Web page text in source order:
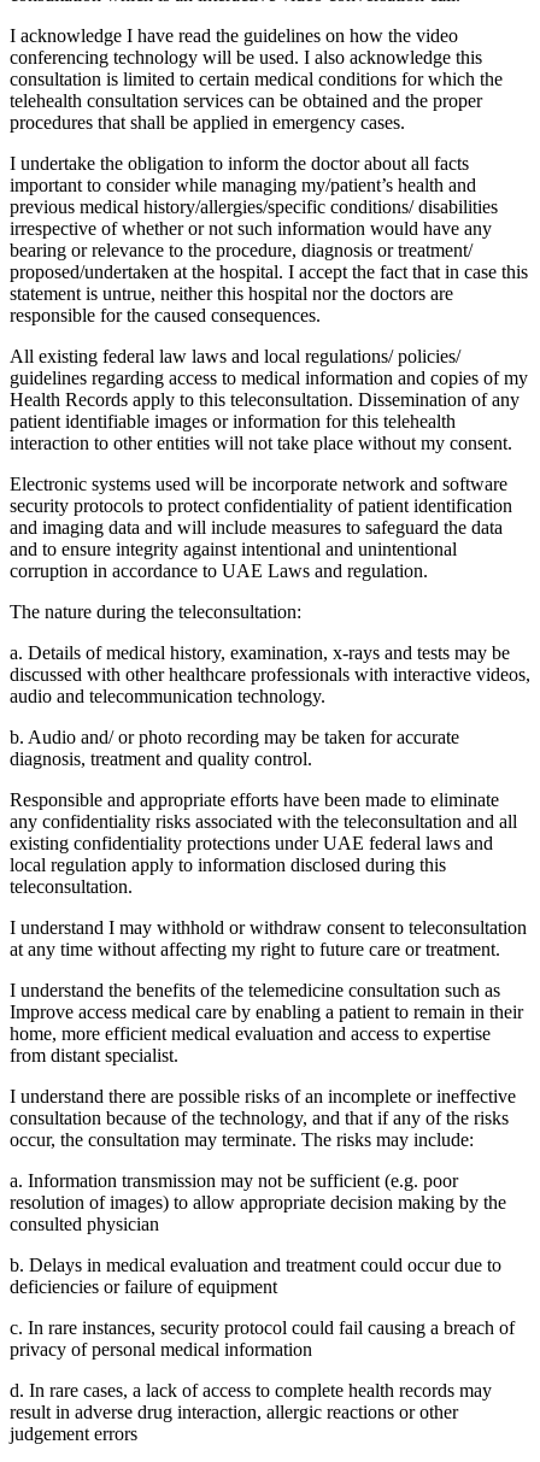
I acknowledge I have read the guidelines on how the video
conferencing technology will be used. I also acknowledge this
consultation is limited to certain medical conditions for which the
telehealth consultation services can be obtained and the proper
procedures that shall be applied in emergency cases.
I undertake the obligation to inform the doctor about all facts
important to consider while managing my/patient’s health and
previous medical history/allergies/specific conditions/ disabilities
irrespective of whether or not such information would have any
bearing or relevance to the procedure, diagnosis or treatment/
proposed/undertaken at the hospital. I accept the fact that in case this
statement is untrue, neither this hospital nor the doctors are
responsible for the caused consequences.
All existing federal law laws and local regulations/ policies/
guidelines regarding access to medical information and copies of my
Health Records apply to this teleconsultation. Dissemination of any
patient identifiable images or information for this telehealth
interaction to other entities will not take place without my consent.
Electronic systems used will be incorporate network and software
security protocols to protect confidentiality of patient identification
and imaging data and will include measures to safeguard the data
and to ensure integrity against intentional and unintentional
corruption in accordance to UAE Laws and regulation.
The nature during the teleconsultation:
a. Details of medical history, examination, x-rays and tests may be
discussed with other healthcare professionals with interactive videos,
audio and telecommunication technology.
b. Audio and/ or photo recording may be taken for accurate
diagnosis, treatment and quality control.
Responsible and appropriate efforts have been made to eliminate
any confidentiality risks associated with the teleconsultation and all
existing confidentiality protections under UAE federal laws and
local regulation apply to information disclosed during this
teleconsultation.
I understand I may withhold or withdraw consent to teleconsultation
at any time without affecting my right to future care or treatment.
I understand the benefits of the telemedicine consultation such as
Improve access medical care by enabling a patient to remain in their
home, more efficient medical evaluation and access to expertise
from distant specialist.
I understand there are possible risks of an incomplete or ineffective
consultation because of the technology, and that if any of the risks
occur, the consultation may terminate. The risks may include:
a. Information transmission may not be sufficient (e.g. poor
resolution of images) to allow appropriate decision making by the
consulted physician
b. Delays in medical evaluation and treatment could occur due to
deficiencies or failure of equipment
c. In rare instances, security protocol could fail causing a breach of
privacy of personal medical information
d. In rare cases, a lack of access to complete health records may
result in adverse drug interaction, allergic reactions or other
judgement errors